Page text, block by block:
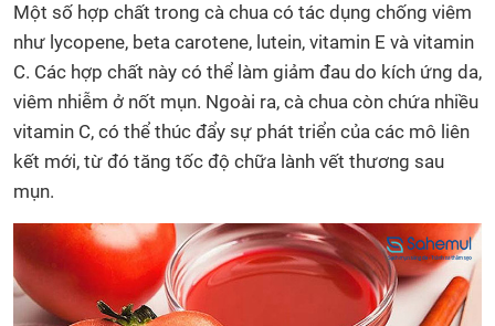
Một số hợp chất trong cà chua có tác dụng chống viêm
như lycopene, beta carotene, lutein, vitamin E và vitamin
C. Các hợp chất này có thể làm giảm đau do kích ứng da,
viêm nhiễm ở nốt mụn. Ngoài ra, cà chua còn chứa nhiều
vitamin C, có thể thúc đẩy sự phát triển của các mô liên
kết mới, từ đó tăng tốc độ chữa lành vết thương sau
mụn.